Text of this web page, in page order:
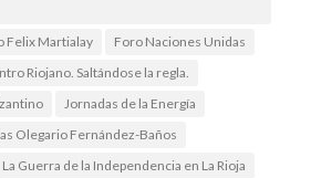
Felix Martialay
Foro Naciones Unidas
Riojano. Saltándose la regla.
Jornadas de la Energía
Olegario Fernández-Baños
La Guerra de la Independencia en La Rioja